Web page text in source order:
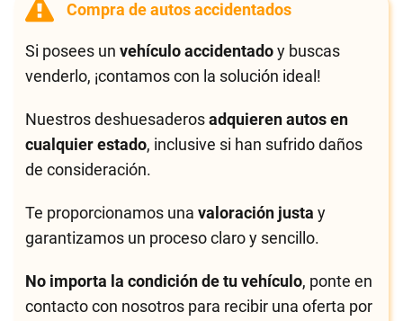
Compra de autos accidentados
Si posees unvehículo accidentadoy buscas
venderlo, ¡contamos con la solución ideal!
Nuestros deshuesaderosadquieren autos en
cualquier estado, inclusive si han sufrido daños
de consideración.
Te proporcionamos unavaloración justa y
garantizamos un proceso claro y sencillo.
No importa la condición de tu vehículo, ponte en
contacto con nosotros para recibir una oferta por